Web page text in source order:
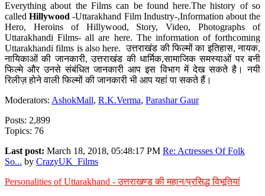
Everything about the Films can be found here.The history of so
calledHillywood-Uttarakhand Film Industry-,Information about the
Hero, Heroins of Hillywood, Story, Video, Photographs of
Uttarakhandi Films- all are here. The information of forthcoming
Uttarakhandi films is also here. उत्तराखंड की फिल्मों का इतिहास, नायक,
नायिकाओं की जानकारी, उत्तराखंड की धार्मिक,सामाजिक समस्याओं पर बनी
फिल्मे और उनसे संबंधित जानकारी आप इस विभाग में देख सकते है। नयी
रिलीज़ होने वाली फिल्मों की जानकारी भी आप यहां पा सकते हैं।
Moderators: AshokMall, R.K.Verma, Parashar Gaur
Posts: 2,899
Topics: 76
Last post: March 18, 2018, 05:48:17 PM Re: Actresses Of Folk
So... by CrazyUK_Films
Personalities of Uttarakhand - उत्तराखण्ड की महान/प्रसिद्ध विभूतियां